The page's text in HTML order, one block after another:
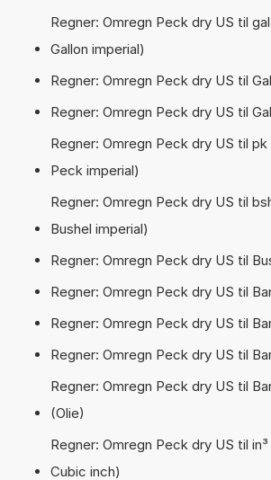
Regner: Omregn Peck dry US til
Gallon imperial)
Regner: Omregn Peck dry US til
Regner: Omregn Peck dry US til
Regner: Omregn Peck dry US til
Peck imperial)
Regner: Omregn Peck dry US til
Bushel imperial)
Regner: Omregn Peck dry US til
Regner: Omregn Peck dry US til
Regner: Omregn Peck dry US til
Regner: Omregn Peck dry US til
Regner: Omregn Peck dry US til
(Olie)
Regner: Omregn Peck dry US til
Cubic inch)